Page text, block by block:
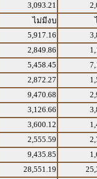
3,093.21
ไม่มีงบ
5,917.16
2,849.86
5,458.45
2,872.27
9,470.68
3,126.66
3,600.12
2,555.59
9,435.85
28,551.19